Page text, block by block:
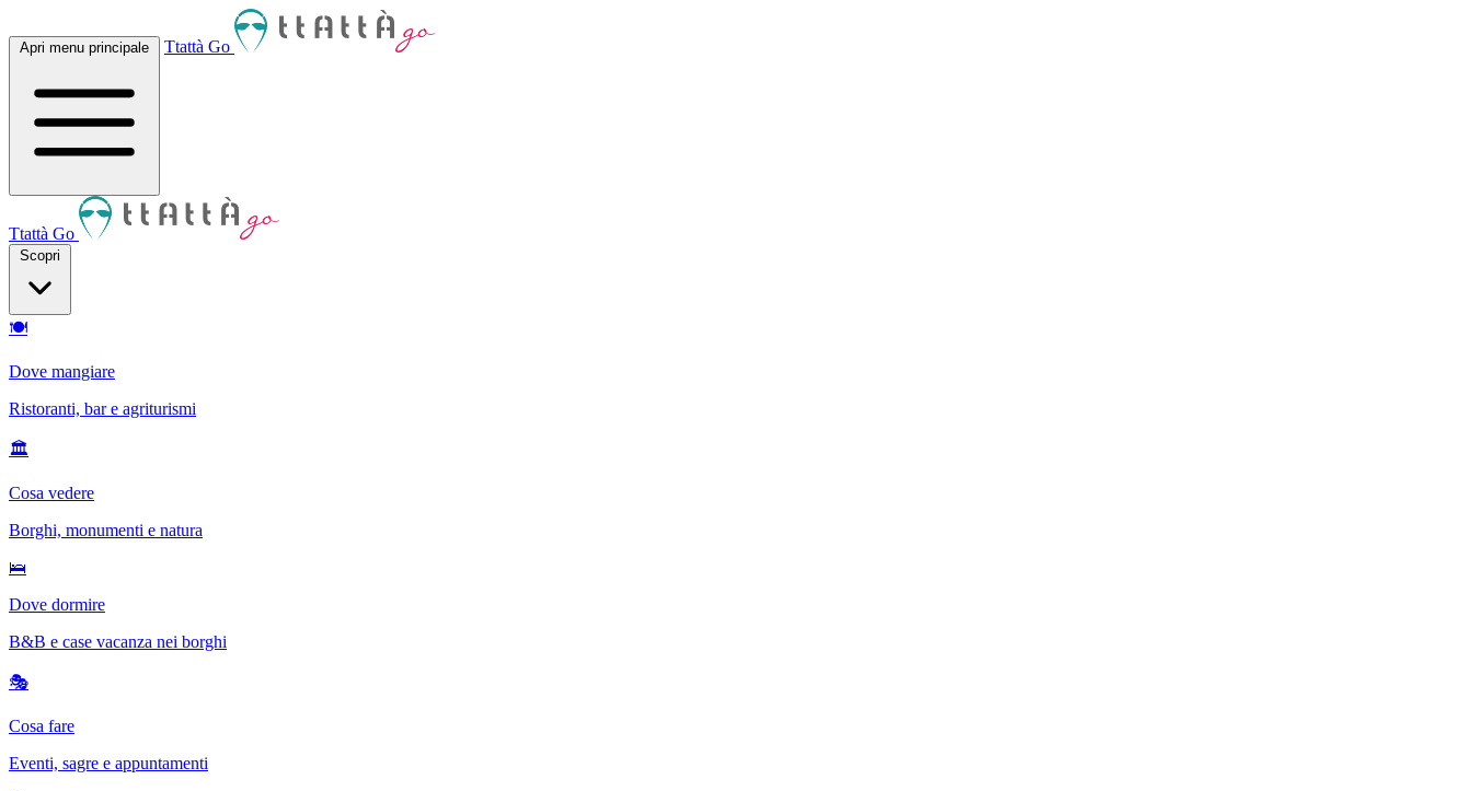
Apri menu principale Ttattà Go
Ttattà Go
Scopri
🍽
Dove mangiare
Ristoranti, bar e agriturismi
🏛
Cosa vedere
Borghi, monumenti e natura
🛌
Dove dormire
B&B e case vacanza nei borghi
🎭
Cosa fare
Eventi, sagre e appuntamenti